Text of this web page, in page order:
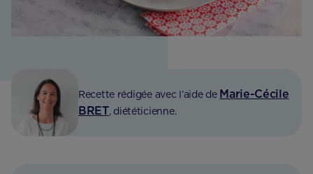
Recette rédigée avec l’aide de Marie-Cécile
BRET, diététicienne.